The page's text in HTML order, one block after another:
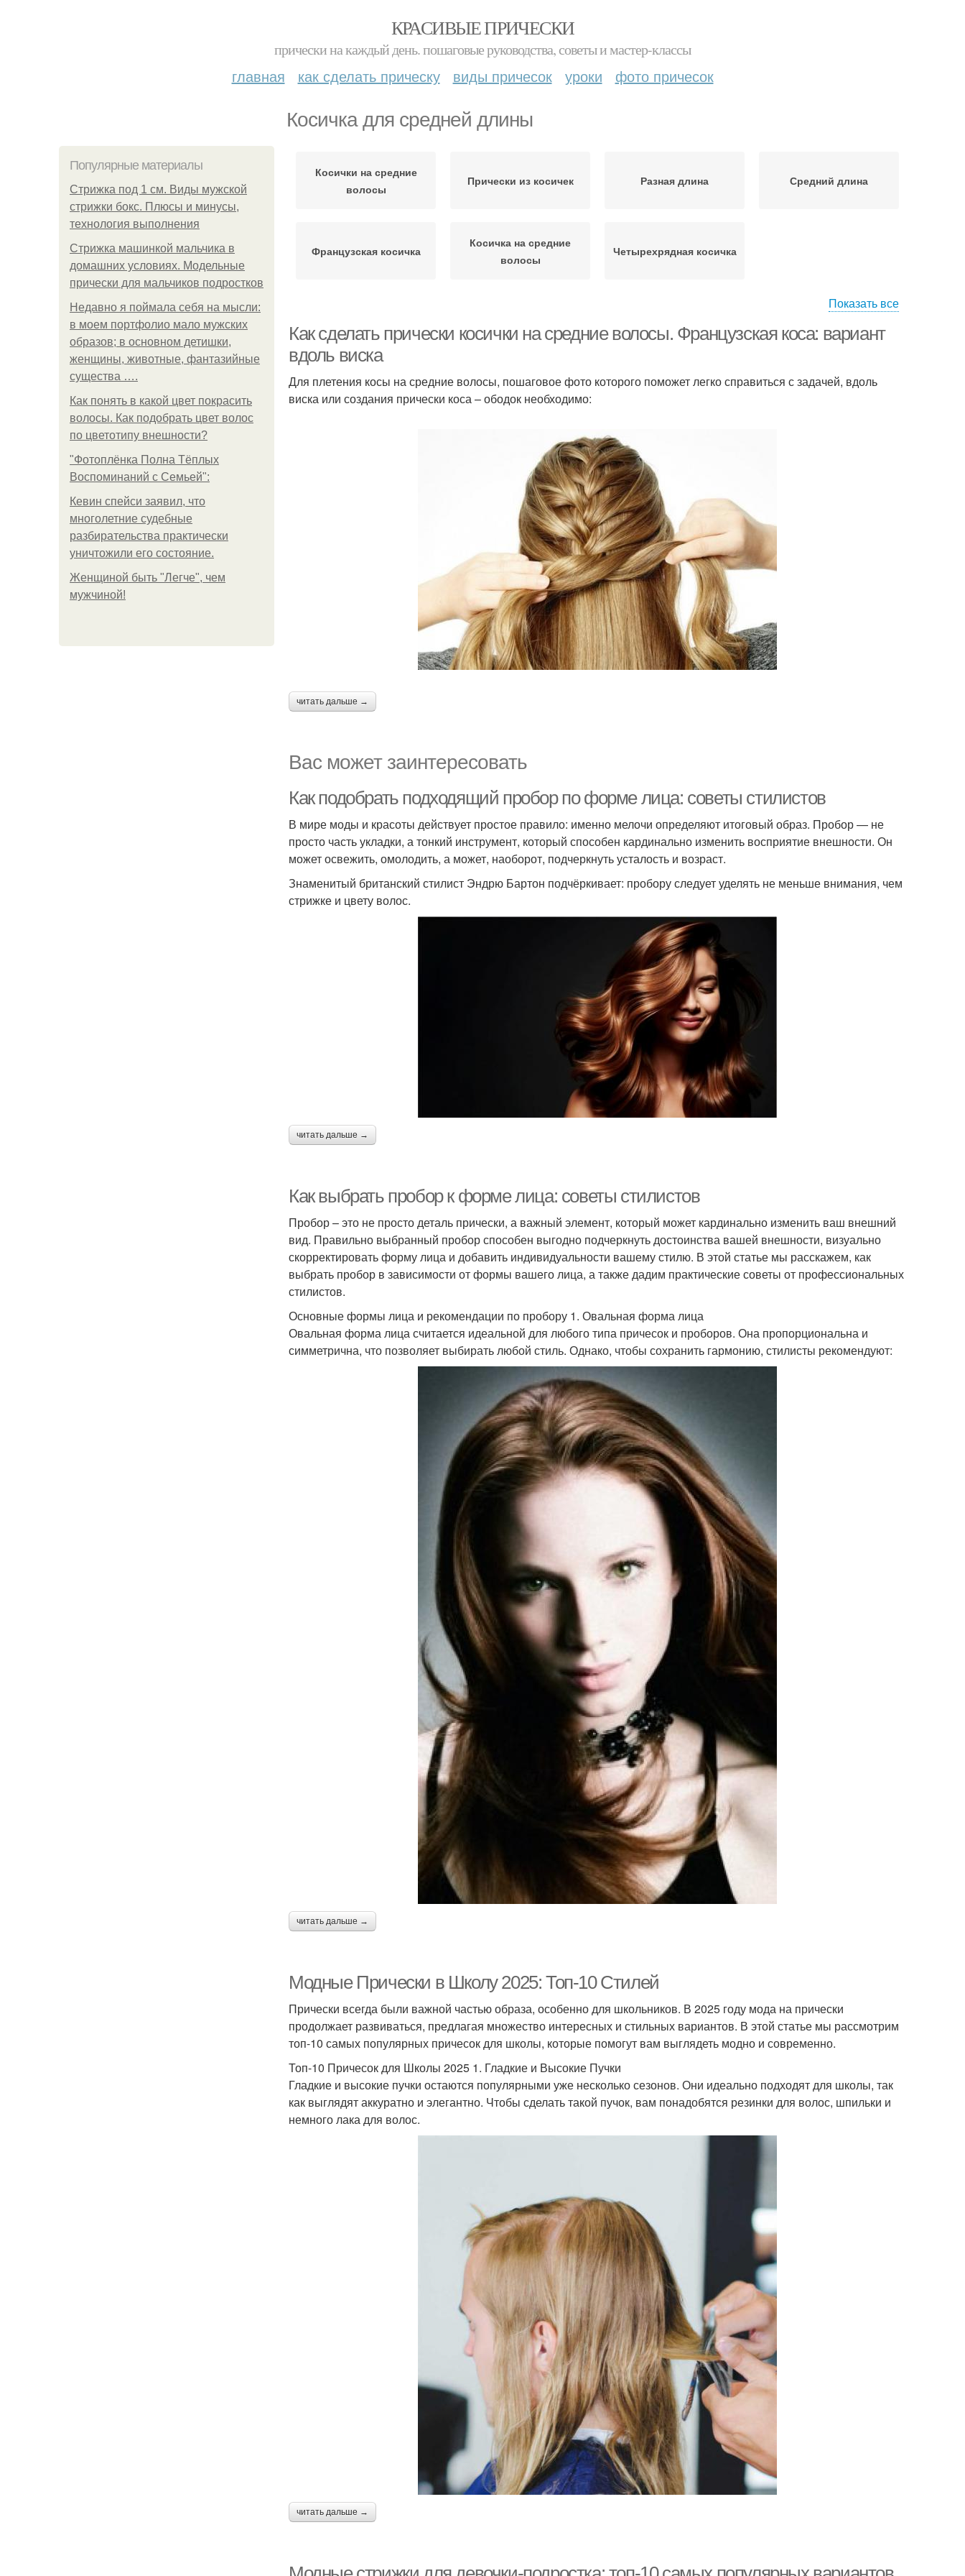
КРАСИВЫЕ ПРИЧЕСКИ
прически на каждый день. пошаговые руководства, советы и мастер-классы
главная как сделать прическу виды причесок уроки фото причесок
Косичка для средней длины
Популярные материалы
Стрижка под 1 см. Виды мужской
стрижки бокс. Плюсы и минусы,
технология выполнения
Стрижка машинкой мальчика в
домашних условиях. Модельные
прически для мальчиков подростков
Недавно я поймала себя на мысли:
в моем портфолио мало мужских
образов; в основном детишки,
женщины, животные, фантазийные
существа ….
Как понять в какой цвет покрасить
волосы. Как подобрать цвет волос
по цветотипу внешности?
"Фотоплёнка Полна Тёплых
Воспоминаний с Семьей":
Кевин спейси заявил, что
многолетние судебные
разбирательства практически
уничтожили его состояние.
Женщиной быть "Легче", чем
мужчиной!
Косички на средние
волосы
Прически из косичек Разная длина Средний длина
Французская косичка
Косичка на средние
волосы
Четырехрядная косичка
Показать все
Как сделать прически косички на средние волосы. Французская коса: вариант
вдоль виска
Для плетения косы на средние волосы, пошаговое фото которого поможет легко справиться с задачей, вдоль
виска или создания прически коса – ободок необходимо:
читать дальше →
Вас может заинтересовать
Как подобрать подходящий пробор по форме лица: советы стилистов
В мире моды и красоты действует простое правило: именно мелочи определяют итоговый образ. Пробор — не
просто часть укладки, а тонкий инструмент, который способен кардинально изменить восприятие внешности. Он
может освежить, омолодить, а может, наоборот, подчеркнуть усталость и возраст.
Знаменитый британский стилист Эндрю Бартон подчёркивает: пробору следует уделять не меньше внимания, чем
стрижке и цвету волос.
читать дальше →
Как выбрать пробор к форме лица: советы стилистов
Пробор – это не просто деталь прически, а важный элемент, который может кардинально изменить ваш внешний
вид. Правильно выбранный пробор способен выгодно подчеркнуть достоинства вашей внешности, визуально
скорректировать форму лица и добавить индивидуальности вашему стилю. В этой статье мы расскажем, как
выбрать пробор в зависимости от формы вашего лица, а также дадим практические советы от профессиональных
стилистов.
Основные формы лица и рекомендации по пробору 1. Овальная форма лица
Овальная форма лица считается идеальной для любого типа причесок и проборов. Она пропорциональна и
симметрична, что позволяет выбирать любой стиль. Однако, чтобы сохранить гармонию, стилисты рекомендуют:
читать дальше →
Модные Прически в Школу 2025: Топ-10 Стилей
Прически всегда были важной частью образа, особенно для школьников. В 2025 году мода на прически
продолжает развиваться, предлагая множество интересных и стильных вариантов. В этой статье мы рассмотрим
топ-10 самых популярных причесок для школы, которые помогут вам выглядеть модно и современно.
Топ-10 Причесок для Школы 2025 1. Гладкие и Высокие Пучки
Гладкие и высокие пучки остаются популярными уже несколько сезонов. Они идеально подходят для школы, так
как выглядят аккуратно и элегантно. Чтобы сделать такой пучок, вам понадобятся резинки для волос, шпильки и
немного лака для волос.
читать дальше →